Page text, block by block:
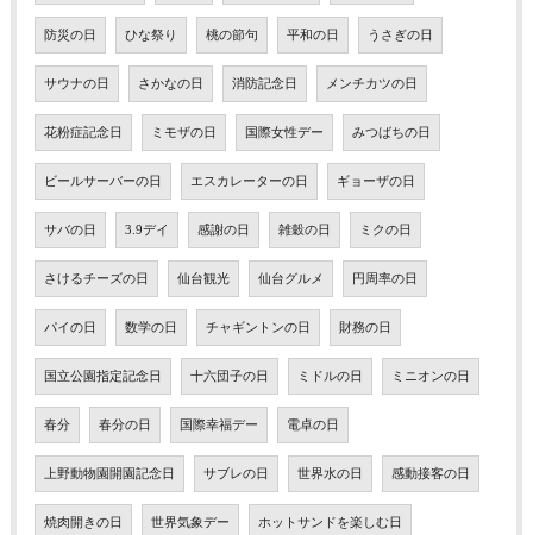
防災の日 ひな祭り 桃の節句 平和の日 うさぎの日
サウナの日 さかなの日 消防記念日 メンチカツの日
花粉症記念日 ミモザの日 国際女性デー みつばちの日
ビールサーバーの日 エスカレーターの日 ギョーザの日
サバの日 3.9デイ 感謝の日 雑穀の日 ミクの日
さけるチーズの日 仙台観光 仙台グルメ 円周率の日
パイの日 数学の日 チャギントンの日 財務の日
国立公園指定記念日 十六団子の日 ミドルの日 ミニオンの日
春分 春分の日 国際幸福デー 電卓の日
上野動物園開園記念日 サブレの日 世界水の日 感動接客の日
焼肉開きの日 世界気象デー ホットサンドを楽しむ日